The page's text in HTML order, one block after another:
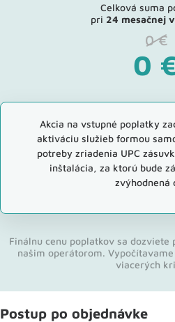
Celková suma
pri 24 mesačnej
0€
0
Akcia na vstupné poplatky
aktiváciu služieb formou
potreby zriadenia UPC
inštalácia, za ktorú bude
zvýhodnená
Finálnu cenu poplatkov sa
našim operátorom.
viacerých
Postup po objednávke